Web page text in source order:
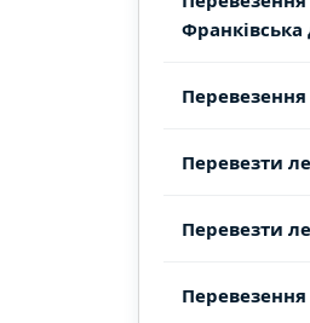
Франківська
Перевезти
Перевезти
Перевезення